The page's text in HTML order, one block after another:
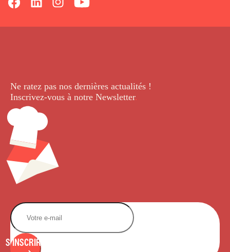
Ne ratez pas nos dernières actualités !
Inscrivez-vous à notre Newsletter.
S'INSCRIRE